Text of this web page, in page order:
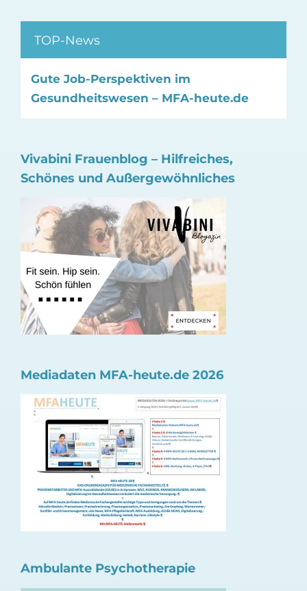
TOP-News
Gute Job-Perspektiven im
Gesundheitswesen – MFA-heute.de
Vivabini Frauenblog – Hilfreiches,
Schönes und Außergewöhnliches
Mediadaten MFA-heute.de 2026
Ambulante Psychotherapie